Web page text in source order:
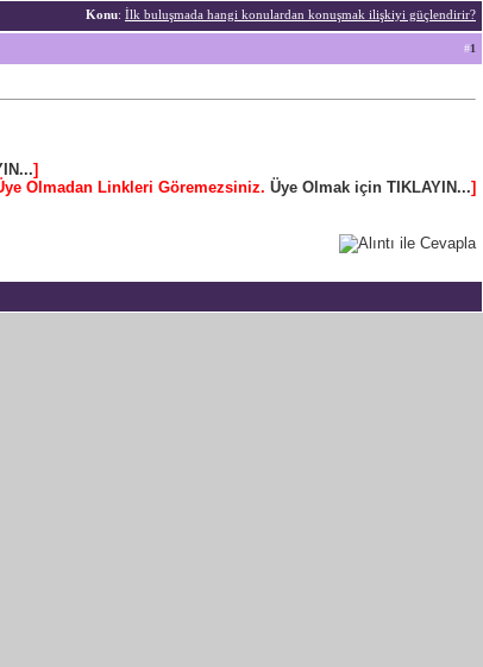
Konu: İlk buluşmada hangi konulardan konuşmak ilişkiyi güçlendirir?
#1
]
Olmadan Linkleri Göremezsiniz. Üye Olmak için TIKLAYIN...]